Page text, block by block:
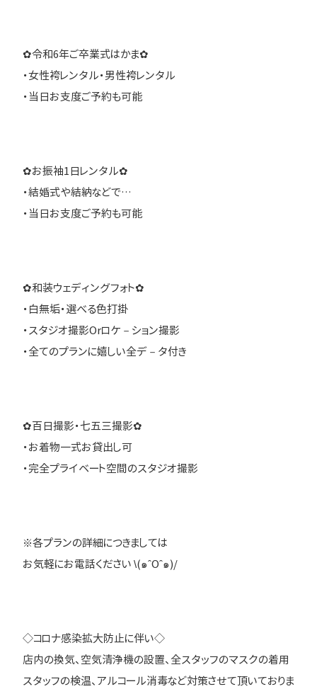
✿令和6年ご卒業式はかま✿
・女性袴レンタル・男性袴レンタル
・当日お支度ご予約も可能
✿お振袖1日レンタル✿
・結婚式や結納などで…
・当日お支度ご予約も可能
✿和装ウェディングフォト✿
・白無垢・選べる色打掛
・スタジオ撮影Orロケ－ション撮影
・全てのプランに嬉しい全デ－タ付き
✿百日撮影・七五三撮影✿
・お着物一式お貸出し可
・完全プライベート空間のスタジオ撮影
※各プランの詳細につきましては
お気軽にお電話ください \(๑ˆOˆ๑)/
◇コロナ感染拡大防止に伴い◇
店内の換気、空気清浄機の設置、全スタッフのマスクの着用
スタッフの検温、アルコール消毒など対策させて頂いておりま